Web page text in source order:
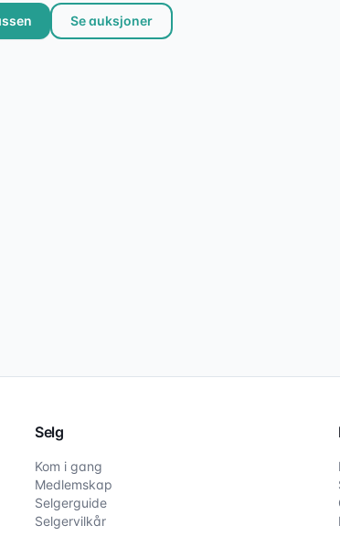
Se auksjoner
Selg
Kom i gang
Medlemskap
Selgerguide
Selgervilkår